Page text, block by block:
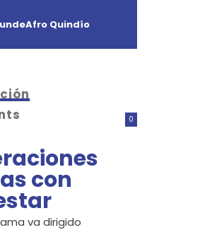
Quindío
0
con
va dirigido